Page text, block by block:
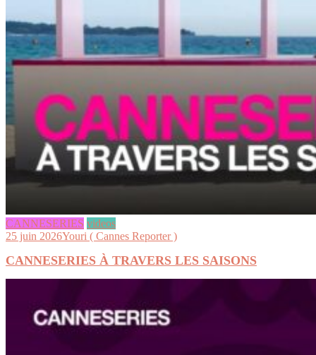
CANNESERIES videos
25 juin 2026Youri ( Cannes Reporter )
CANNESERIES À TRAVERS LES SAISONS